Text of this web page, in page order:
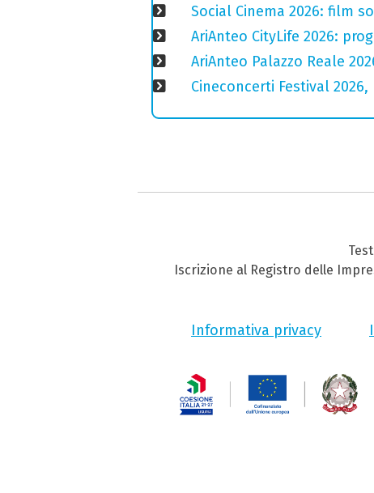
Social Cinema 2026: film
AriAnteo CityLife 2026:
AriAnteo Palazzo Reale
Cineconcerti Festival
Iscrizione al Registro delle
Informativa privacy